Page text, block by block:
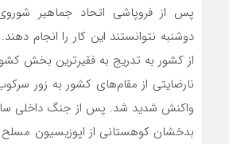
پس از فروپاشی اتحاد جماهیر
دوشنبه نتوانستند این کار را انجام
از کشور به تدریج به فقیرترین بخش
نارضایتی از مقام‌های کشور به زور
بدخشان کوهستانی از اپوزیسیون